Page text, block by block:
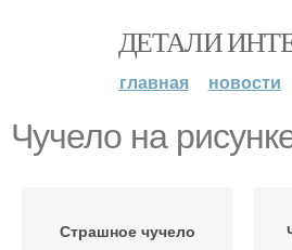
ДЕТАЛИ
главная новости
Чучело на
Страшное чучело